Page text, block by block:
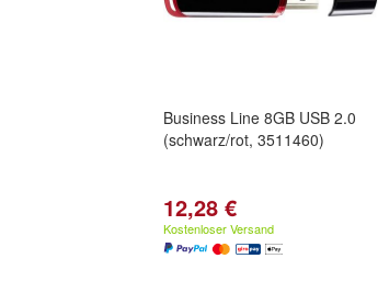
Business Line 8GB USB 2.0
(schwarz/rot, 3511460)
12,28 €
Kostenloser Versand